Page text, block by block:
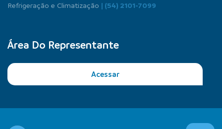
Refrigeração e Climatização | (54) 2101-7099
Área Do Representante
Acessar